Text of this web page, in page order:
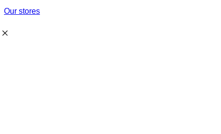
Our stores